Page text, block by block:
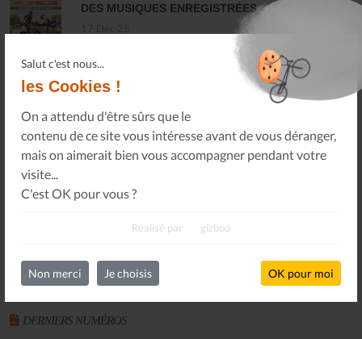
Salut c'est nous...
les Cookies !
On a attendu d'être sûrs que le
contenu de ce site vous intéresse avant de vous déranger,
mais on aimerait bien vous accompagner pendant votre
visite...
C'est OK pour vous ?
Réalisé par gizboo
Non merci Je choisis OK pour moi
DES MUSIQUES ENREGISTRÉES - PLOUARET
LES ALLUMÉS DU JAZZ FONT SALON, LE
MUSIQUE ? - ARTE TRACKS
DERNIERS NUMÉROS